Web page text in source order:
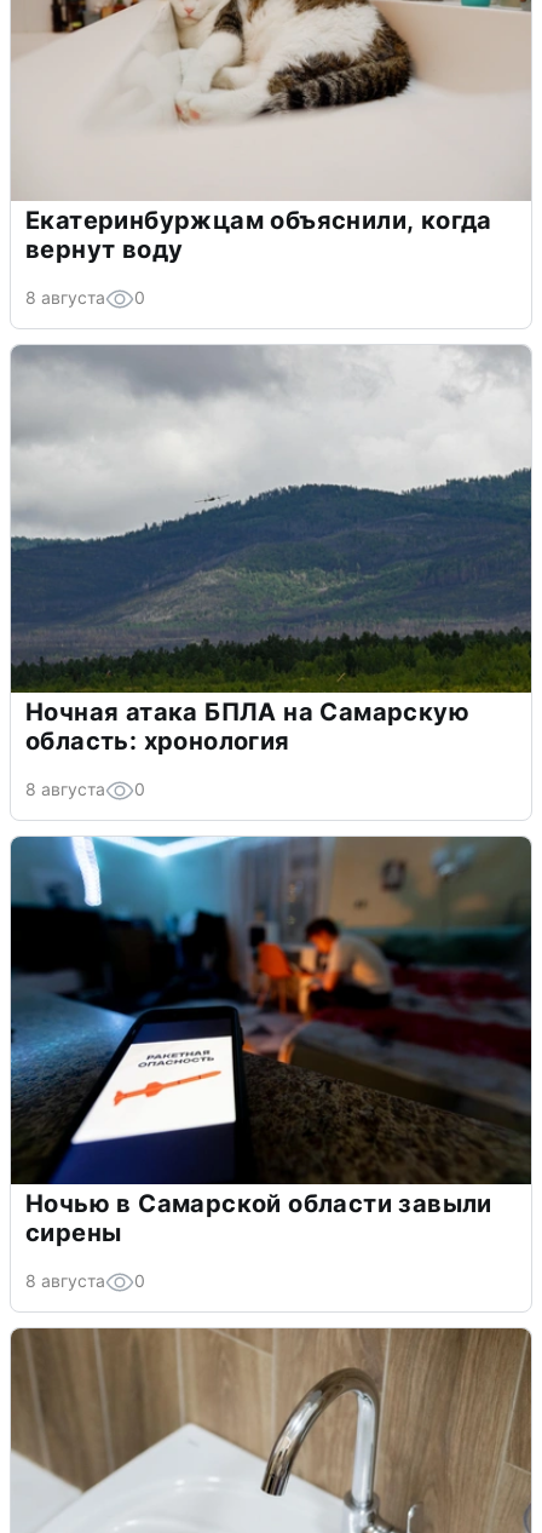
Екатеринбуржцам объяснили, когда
вернут воду
8 августа 0
Ночная атака БПЛА на Самарскую
область: хронология
8 августа 0
Ночью в Самарской области завыли
сирены
8 августа 0